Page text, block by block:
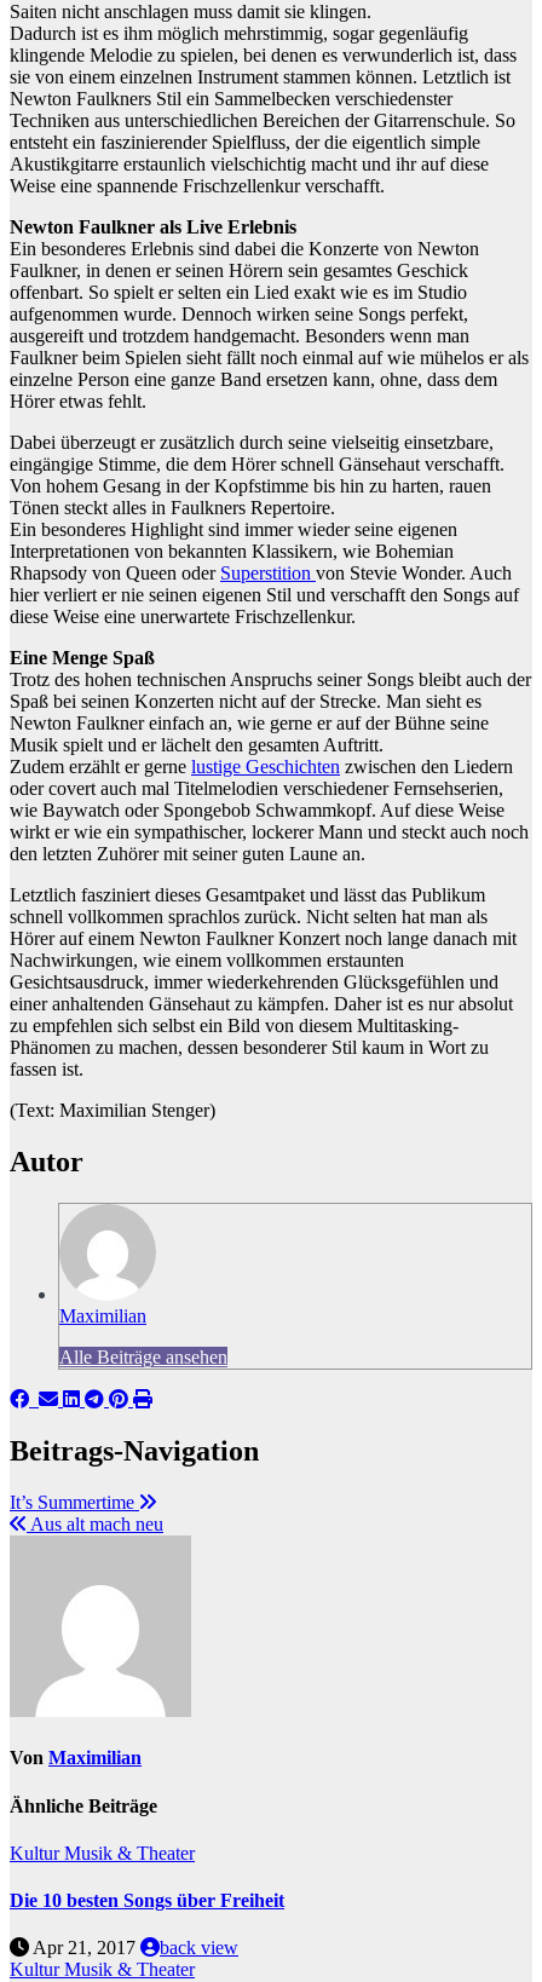
Saiten nicht anschlagen muss damit sie klingen.
Dadurch ist es ihm möglich mehrstimmig, sogar gegenläufig
klingende Melodie zu spielen, bei denen es verwunderlich ist, dass
sie von einem einzelnen Instrument stammen können. Letztlich ist
Newton Faulkners Stil ein Sammelbecken verschiedenster
Techniken aus unterschiedlichen Bereichen der Gitarrenschule. So
entsteht ein faszinierender Spielfluss, der die eigentlich simple
Akustikgitarre erstaunlich vielschichtig macht und ihr auf diese
Weise eine spannende Frischzellenkur verschafft.
Newton Faulkner als Live Erlebnis
Ein besonderes Erlebnis sind dabei die Konzerte von Newton
Faulkner, in denen er seinen Hörern sein gesamtes Geschick
offenbart. So spielt er selten ein Lied exakt wie es im Studio
aufgenommen wurde. Dennoch wirken seine Songs perfekt,
ausgereift und trotzdem handgemacht. Besonders wenn man
Faulkner beim Spielen sieht fällt noch einmal auf wie mühelos er als
einzelne Person eine ganze Band ersetzen kann, ohne, dass dem
Hörer etwas fehlt.
Dabei überzeugt er zusätzlich durch seine vielseitig einsetzbare,
eingängige Stimme, die dem Hörer schnell Gänsehaut verschafft.
Von hohem Gesang in der Kopfstimme bis hin zu harten, rauen
Tönen steckt alles in Faulkners Repertoire.
Ein besonderes Highlight sind immer wieder seine eigenen
Interpretationen von bekannten Klassikern, wie Bohemian
Rhapsody von Queen oder Superstition von Stevie Wonder. Auch
hier verliert er nie seinen eigenen Stil und verschafft den Songs auf
diese Weise eine unerwartete Frischzellenkur.
Eine Menge Spaß
Trotz des hohen technischen Anspruchs seiner Songs bleibt auch der
Spaß bei seinen Konzerten nicht auf der Strecke. Man sieht es
Newton Faulkner einfach an, wie gerne er auf der Bühne seine
Musik spielt und er lächelt den gesamten Auftritt.
Zudem erzählt er gerne lustige Geschichten zwischen den Liedern
oder covert auch mal Titelmelodien verschiedener Fernsehserien,
wie Baywatch oder Spongebob Schwammkopf. Auf diese Weise
wirkt er wie ein sympathischer, lockerer Mann und steckt auch noch
den letzten Zuhörer mit seiner guten Laune an.
Letztlich fasziniert dieses Gesamtpaket und lässt das Publikum
schnell vollkommen sprachlos zurück. Nicht selten hat man als
Hörer auf einem Newton Faulkner Konzert noch lange danach mit
Nachwirkungen, wie einem vollkommen erstaunten
Gesichtsausdruck, immer wiederkehrenden Glücksgefühlen und
einer anhaltenden Gänsehaut zu kämpfen. Daher ist es nur absolut
zu empfehlen sich selbst ein Bild von diesem Multitasking-
Phänomen zu machen, dessen besonderer Stil kaum in Wort zu
fassen ist.
(Text: Maximilian Stenger)
Autor
Maximilian
Alle Beiträge ansehen
Beitrags-Navigation
It’s Summertime
Aus alt mach neu
Von Maximilian
Ähnliche Beiträge
KulturMusik & Theater
Die 10 besten Songs über Freiheit
Apr 21, 2017
back view
KulturMusik & Theater